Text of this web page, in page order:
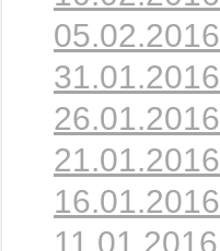
05.02.2016
31.01.2016
26.01.2016
21.01.2016
16.01.2016
11.01.2016